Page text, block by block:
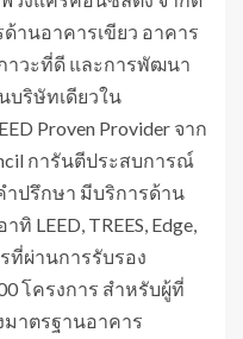
านอาคารเขียว อาคาร
าวะที่ดี และการพัฒนา
บริษัทเดียวใน
Proven Provider จาก
การันตีประสบการณ์
ปรึกษา มีบริการด้าน
LEED, TREES, Edge,
ที่ผ่านการรับรอง
โครงการ สำหรับผู้ที่
าตรฐานอาคาร